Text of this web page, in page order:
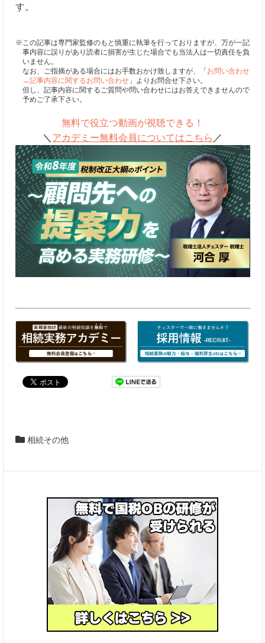
す。
※この記事は専門家監修のもと慎重に執筆を行っておりますが、万が一記
事内容に誤りがあり読者に損害が生じた場合でも当法人は一切責任を負
いません。
なお、ご指摘がある場合にはお手数おかけ致しますが、「お問い合わせ
→記事内容に関するお問い合わせ」よりお問合せ下さい。
但し、記事内容に関するご質問や問い合わせにはお答えできませんので
予めご了承下さい。
無料で役立つ動画が視聴できる！
＼ アカデミー無料会員についてはこちら ／
相続その他